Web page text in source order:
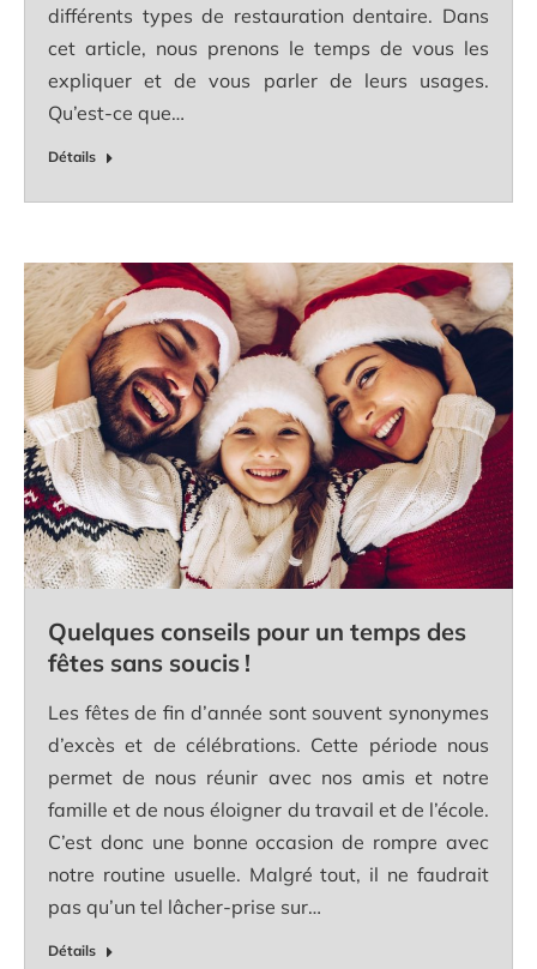
différents types de restauration dentaire. Dans
cet article, nous prenons le temps de vous les
expliquer et de vous parler de leurs usages.
Qu’est-ce que…
Détails
Quelques conseils pour un temps des
fêtes sans soucis !
Les fêtes de fin d’année sont souvent synonymes
d’excès et de célébrations. Cette période nous
permet de nous réunir avec nos amis et notre
famille et de nous éloigner du travail et de l’école.
C’est donc une bonne occasion de rompre avec
notre routine usuelle. Malgré tout, il ne faudrait
pas qu’un tel lâcher-prise sur…
Détails